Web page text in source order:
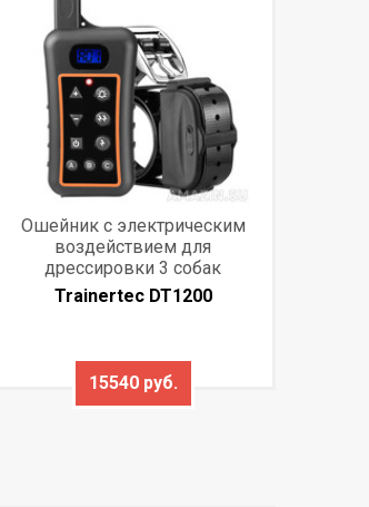
Ошейник с электрическим
воздействием для
дрессировки 3 собак
Trainertec DT1200
15540 руб.